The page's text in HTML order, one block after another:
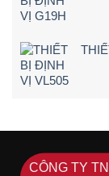
CÔNG TY